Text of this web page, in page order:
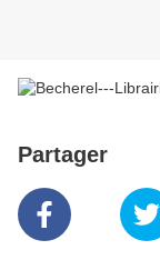
Partager